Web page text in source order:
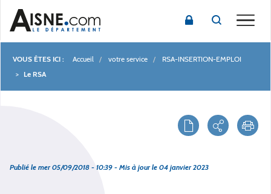
Fil
Accueil votre service
RSA-INSERTION-EMPLOI
Le RSA
Publié le mer 05/09/2018 - 10:39 - Mis à jour le 04 janvier 2023